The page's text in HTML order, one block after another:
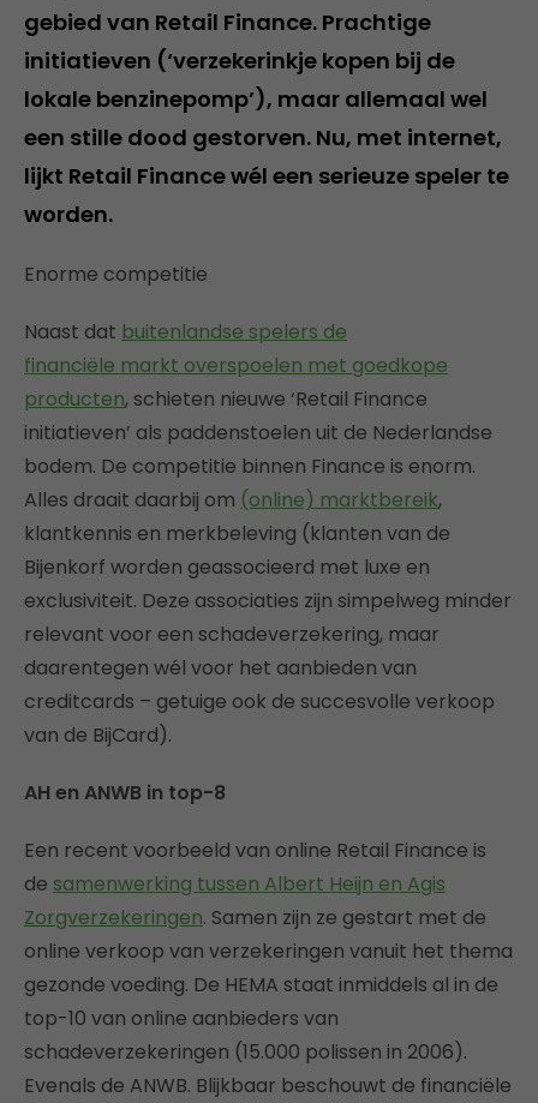
gebied van Retail Finance. Prachtige
initiatieven (‘verzekerinkje kopen bij de
lokale benzinepomp’), maar allemaal wel
een stille dood gestorven. Nu, met internet,
lijkt Retail Finance wél een serieuze speler te
worden.
Enorme competitie
Naast dat buitenlandse spelers de
financiële markt overspoelen met goedkope
producten, schieten nieuwe ‘Retail Finance
initiatieven’ als paddenstoelen uit de Nederlandse
bodem. De competitie binnen Finance is enorm.
Alles draait daarbij om (online) marktbereik,
klantkennis en merkbeleving (klanten van de
Bijenkorf worden geassocieerd met luxe en
exclusiviteit. Deze associaties zijn simpelweg minder
relevant voor een schadeverzekering, maar
daarentegen wél voor het aanbieden van
creditcards – getuige ook de succesvolle verkoop
van de BijCard).
AH en ANWB in top-8
Een recent voorbeeld van online Retail Finance is
de samenwerking tussen Albert Heijn en Agis
Zorgverzekeringen. Samen zijn ze gestart met de
online verkoop van verzekeringen vanuit het thema
gezonde voeding. De HEMA staat inmiddels al in de
top-10 van online aanbieders van
schadeverzekeringen (15.000 polissen in 2006).
Evenals de ANWB. Blijkbaar beschouwt de financiële